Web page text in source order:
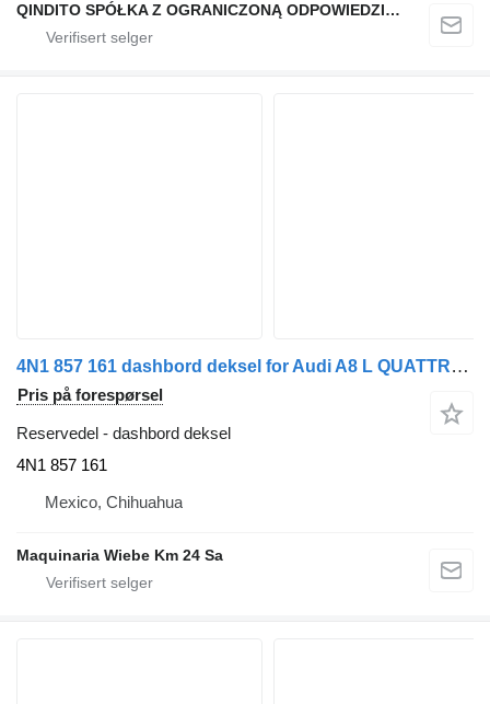
QINDITO SPÓŁKA Z OGRANICZONĄ ODPOWIEDZIALNOŚCIĄ
4N1 857 161 dashbord deksel for Audi A8 L QUATTRO 55 TFSI bil
Pris på forespørsel
Reservedel - dashbord deksel
4N1 857 161
Mexico, Chihuahua
Maquinaria Wiebe Km 24 Sa